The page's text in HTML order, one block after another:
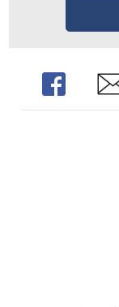
Share